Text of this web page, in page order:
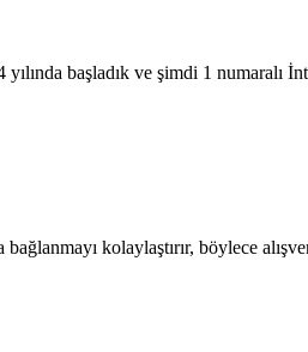
başladık ve şimdi 1 numaralı
kolaylaştırır, böylece